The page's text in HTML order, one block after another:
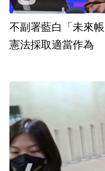
不副署藍白「未來
憲法採取適當作為